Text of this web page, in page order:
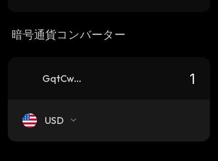
暗号通貨コンバーター
GqtCwZ1tGGR8ntX4wgXyF91QUW1d5PUfjAijjNm2pump_solana
USD